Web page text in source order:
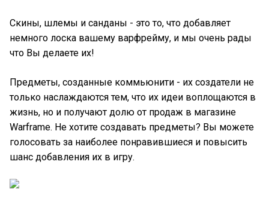
Скины, шлемы и санданы - это то, что добавляет
немного лоска вашему варфрейму, и мы очень рады
что Вы делаете их!
Предметы, созданные коммьюнити - их создатели не
только наслаждаются тем, что их идеи воплощаются в
жизнь, но и получают долю от продаж в магазине
Warframe. Не хотите создавать предметы? Вы можете
голосовать за наиболее понравившиеся и повысить
шанс добавления их в игру.